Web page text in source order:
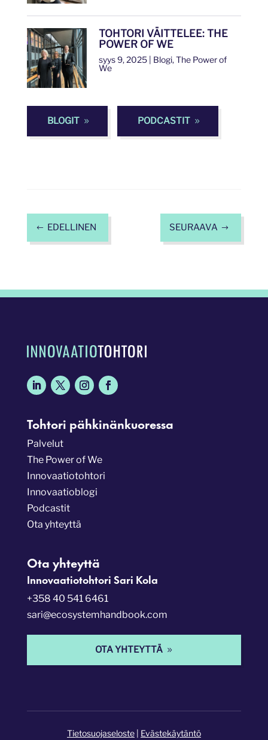
TOHTORI VÄITTELEE: THE
POWER OF WE
syys 9, 2025| Blogi,The Power of
We
BLOGIT PODCASTIT
# EDELLINEN SEURAAVA $
Tohtori pähkinänkuoressa
Palvelut
The Power of We
Innovaatiotohtori
Innovaatioblogi
Podcastit
Ota yhteyttä
Ota yhteyttä
Innovaatiotohtori Sari Kola
+358 40 541 6461
sari@ecosystemhandbook.com
OTA YHTEYTTÄ
Tietosuojaseloste| Evästekäytäntö